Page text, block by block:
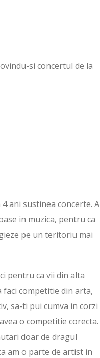
si concertul de la
ani sustinea concerte. A
in muzica, pentru ca
pe un teritoriu mai
pentru ca vii din alta
faci competitie din arta,
sa-ti pui cumva in corzi
o competitie corecta.
doar de dragul
am o parte de artist in